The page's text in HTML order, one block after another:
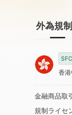
外為規
SFC
香
規制ライセ